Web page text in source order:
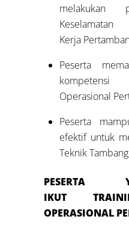
melakukan
Kerja
Peserta
kompetensi
Operasional
Peserta
efektif untuk
Teknik Tambang
PESERTA
IKUT
OPERASIONAL